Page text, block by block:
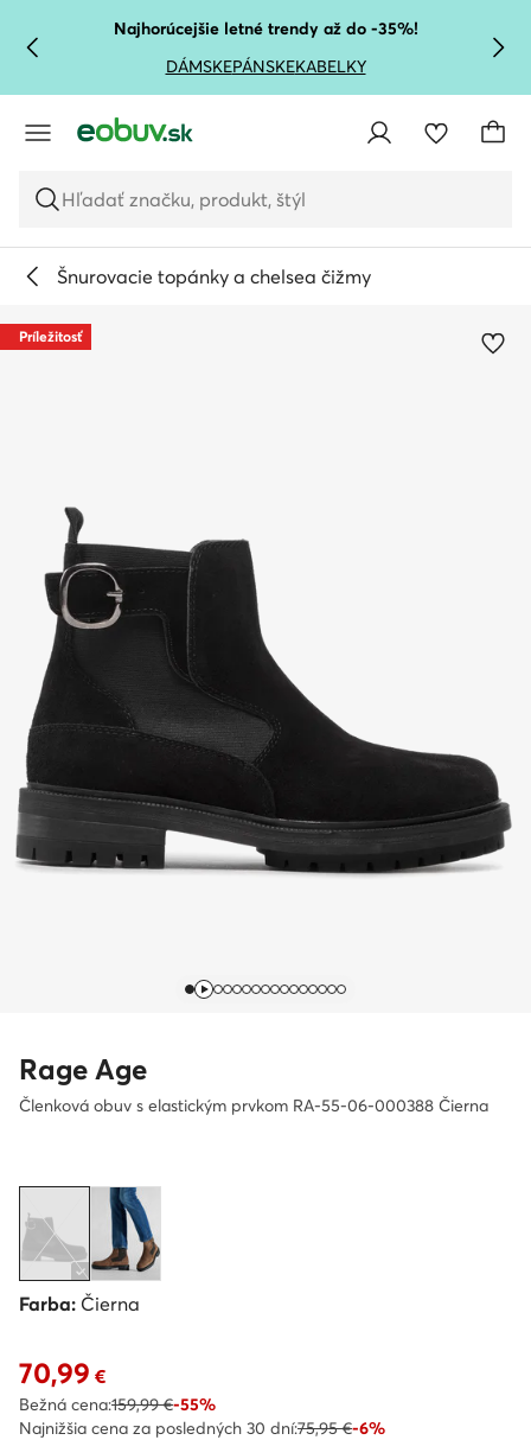
PREJSŤ NA HLAVNÝ OBSAH
PREJSŤ NA VYHĽADÁVANIE
Najhorúcejšie letné trendy až do -35%!
DÁMSKEPÁNSKEKABELKY
Hľadať značku, produkt, štýl
Šnurovacie topánky a chelsea čižmy
Príležitosť
Rage Age
Členková obuv s elastickým prvkom RA-55-06-000388 Čierna
Farba: Čierna
Aktuálna cena 70,99 €
70,99 €
Bežná cena:159,99 €-55%
Najnižšia cena za posledných 30 dní:75,95 €-6%